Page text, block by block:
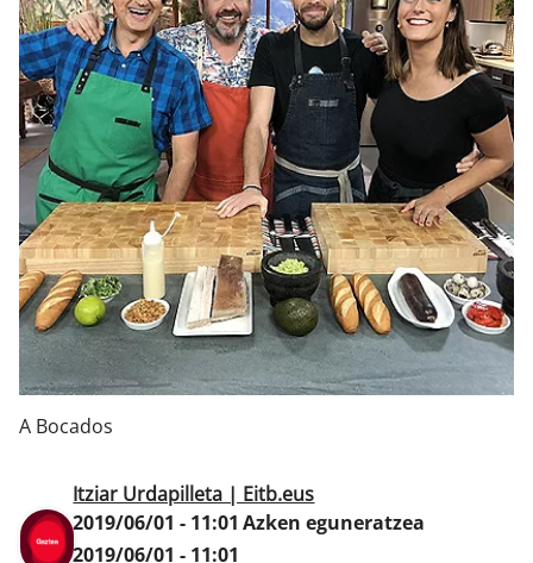
Klisk
A Bocados
Itziar Urdapilleta | Eitb.eus
2019/06/01 - 11:01 Azken eguneratzea
2019/06/01 - 11:01